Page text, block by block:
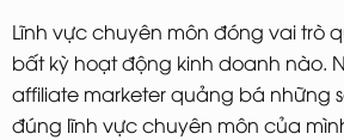
Lĩnh vực chuyên môn đóng vai trò
bất kỳ hoạt động kinh doanh nào.
affiliate marketer quảng bá những
đúng lĩnh vực chuyên môn của